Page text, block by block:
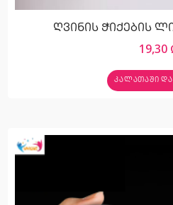
ღვინის ჭიქების
19,30
ᲙᲐᲚᲐᲗᲐᲨᲘ